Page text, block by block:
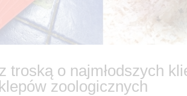
troską o najmłodszych
zoologicznych